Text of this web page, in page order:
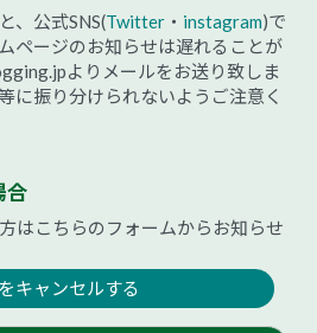
、公式SNS(Twitter ・ instagram)で
ページのお知らせは遅れることが
よりメールをお送り致しま
に振り分けられないようご注意く
合
はこちらのフォームからお知らせ
キャンセルする